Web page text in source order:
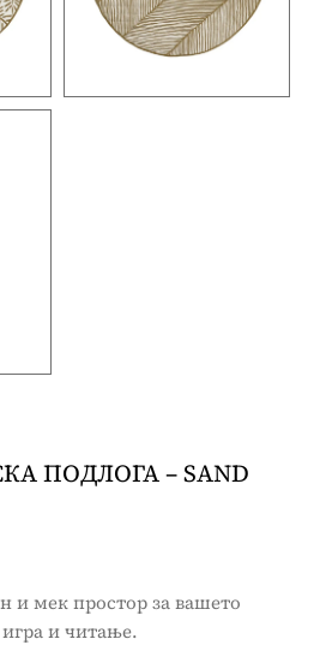
ПОДЛОГА – SAND
и мек простор за вашето
и читање.